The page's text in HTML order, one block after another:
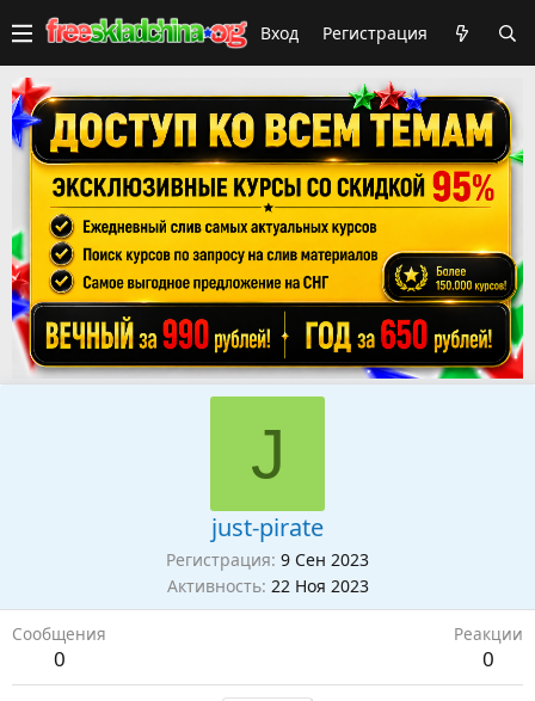
Вход Регистрация
J
just-pirate
Регистрация 9 Сен 2023
Активность 22 Ноя 2023
Сообщения
0
Реакции
0